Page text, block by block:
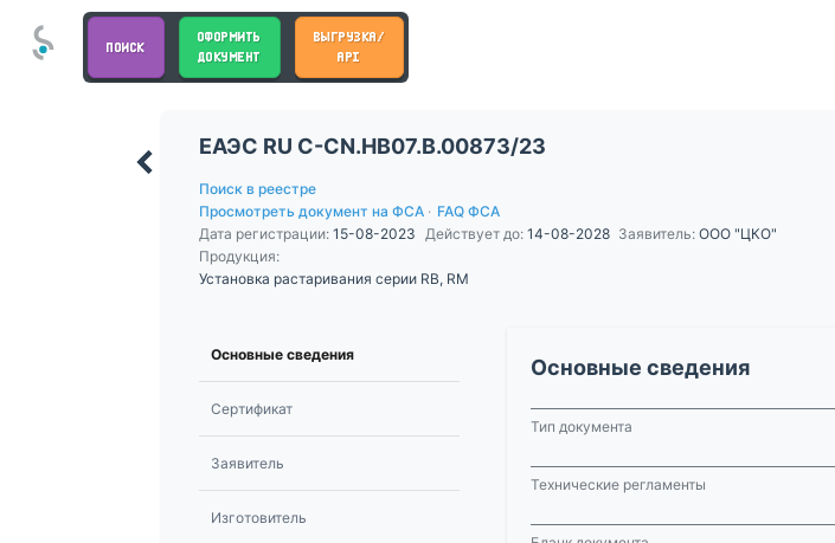
ПОИСК
ОФОРМИТЬ
ДОКУМЕНТ
ВЫГРУЗКА/
API
ЕАЭС RU С-CN.НВ07.В.00873/23
Поиск в реестре
Просмотреть документ на ФСА · FAQ ФСА
Дата регистрации: 15-08-2023 Действует до: 14-08-2028 Заявитель: ООО "ЦКО"
Продукция:
Установка растаривания серии RB, RM
Основные сведения
Сертификат
Заявитель
Изготовитель
Основные сведения
Тип документа
Технические регламенты